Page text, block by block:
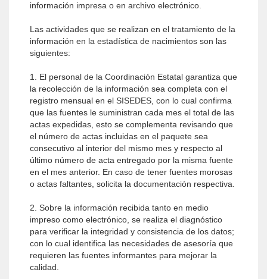
información impresa o en archivo electrónico.
Las actividades que se realizan en el tratamiento de la
información en la estadística de nacimientos son las
siguientes:
1. El personal de la Coordinación Estatal garantiza que
la recolección de la información sea completa con el
registro mensual en el SISEDES, con lo cual confirma
que las fuentes le suministran cada mes el total de las
actas expedidas, esto se complementa revisando que
el número de actas incluidas en el paquete sea
consecutivo al interior del mismo mes y respecto al
último número de acta entregado por la misma fuente
en el mes anterior. En caso de tener fuentes morosas
o actas faltantes, solicita la documentación respectiva.
2. Sobre la información recibida tanto en medio
impreso como electrónico, se realiza el diagnóstico
para verificar la integridad y consistencia de los datos;
con lo cual identifica las necesidades de asesoría que
requieren las fuentes informantes para mejorar la
calidad.